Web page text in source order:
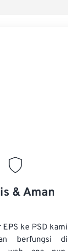
& Aman
ke PSD kami
berfungsi di